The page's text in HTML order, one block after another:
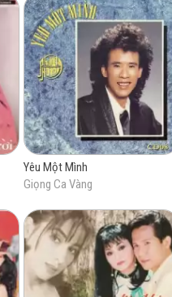
miễn
phí
trực
tuyến
chất
lượng
cao
miễn
phí
Yêu Một Mình
Giọng Ca Vàng